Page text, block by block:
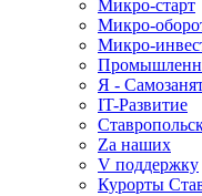
Микро-старт
Микро-
Микро-
Я -
IT-Развитие
Za наших
V поддержку
Курорты